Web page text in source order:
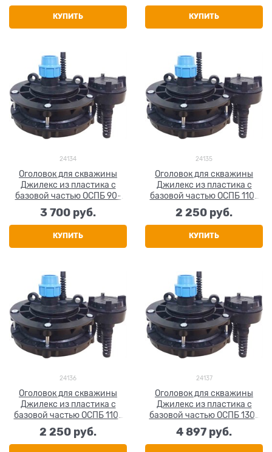
КУПИТЬ КУПИТЬ
24134
Оголовок для скважины
Джилекс из пластика с
базовой частью ОСПБ 90-
110/32
3 700 руб.
КУПИТЬ
24135
Оголовок для скважины
Джилекс из пластика с
базовой частью ОСПБ 110-
130/25
2 250 руб.
КУПИТЬ
24136
Оголовок для скважины
Джилекс из пластика с
базовой частью ОСПБ 110-
130/32
2 250 руб.
24137
Оголовок для скважины
Джилекс из пластика с
базовой частью ОСПБ 130-
140/32
4 897 руб.